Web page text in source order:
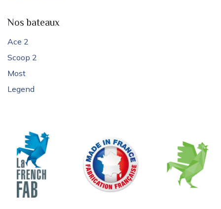
Nos bateaux
Ace 2
Scoop 2
Most
Legend